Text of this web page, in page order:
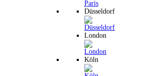
Düsseldorf
London
Köln